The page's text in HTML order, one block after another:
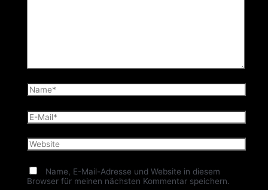
Name*
E-
Mail*
Website
Name, E-Mail-Adresse und Website in diesem
Browser für meinen nächsten Kommentar speichern.